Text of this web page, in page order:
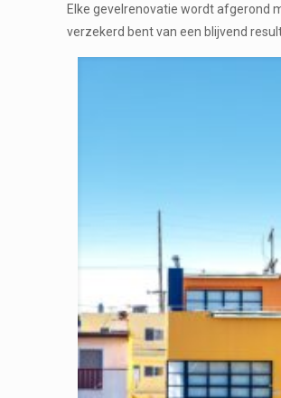
Elke gevelrenovatie wordt afgerond
verzekerd bent van een blijvend